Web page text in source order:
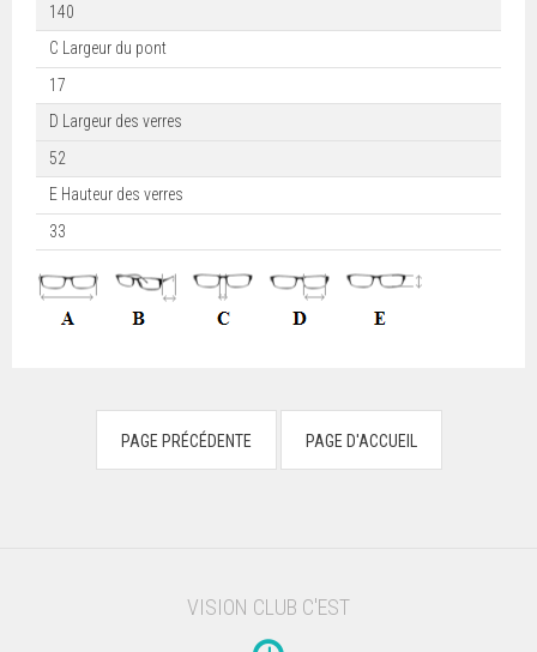
140
C Largeur du pont
17
D Largeur des verres
52
E Hauteur des verres
33
VISION CLUB C'EST